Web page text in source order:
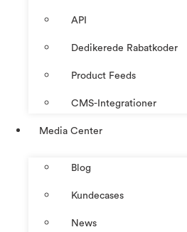
API
Dedikerede Rabatkoder
Product Feeds
CMS-Integrationer
Media Center
Blog
Kundecases
News